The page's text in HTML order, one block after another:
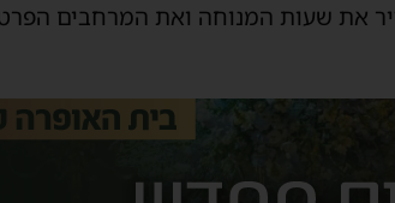
את שעות המנוחה ואת המרחבים